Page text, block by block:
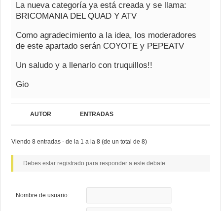
La nueva categoría ya está creada y se llama:
BRICOMANIA DEL QUAD Y ATV
Como agradecimiento a la idea, los moderadores
de este apartado serán COYOTE y PEPEATV
Un saludo y a llenarlo con truquillos!!
Gio
AUTOR ENTRADAS
Viendo 8 entradas - de la 1 a la 8 (de un total de 8)
Debes estar registrado para responder a este debate.
Nombre de usuario: